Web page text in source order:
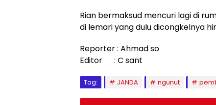
Rian bermaksud mencuri lagi di
di lemari yang dulu dicongkelnya
Reporter : Ahmad so
Editor : C sant
Tag: JANDA ngunut